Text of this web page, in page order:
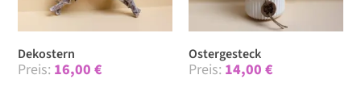
Dekostern
16,00€
Ostergesteck
14,00 €